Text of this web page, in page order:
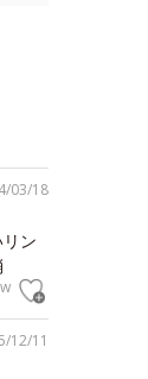
03/18
ン
12/11